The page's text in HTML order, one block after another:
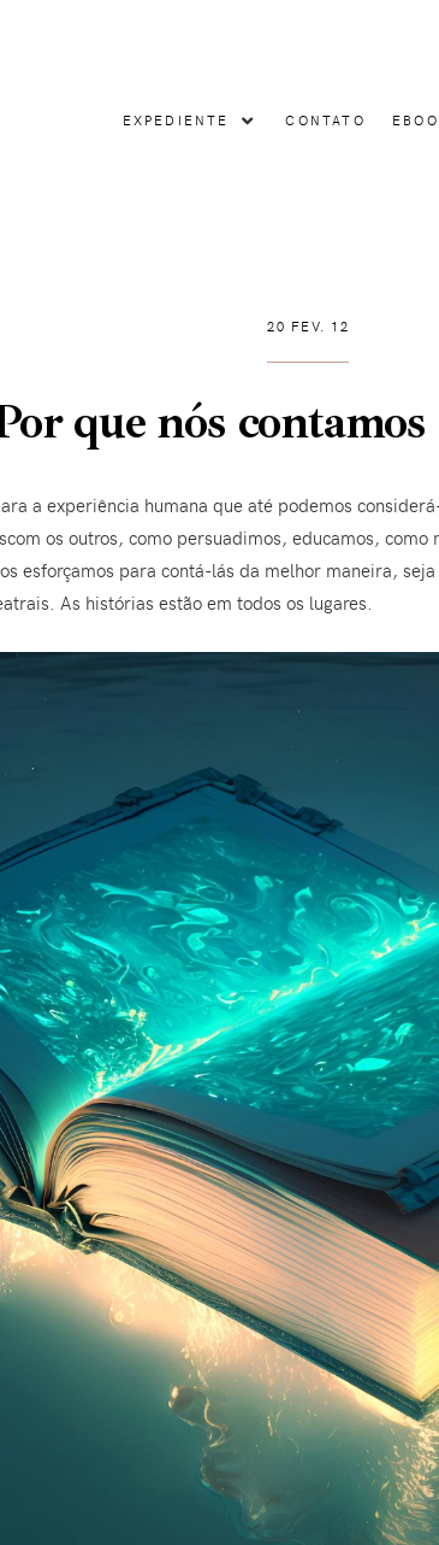
EXPEDIENTE CONTATO
20 FEV. 12
que nós
a experiência humana que até podemos
os outros, como persuadimos, educamos,
esforçamos para contá-lás da melhor maneira,
As histórias estão em todos os lugares.